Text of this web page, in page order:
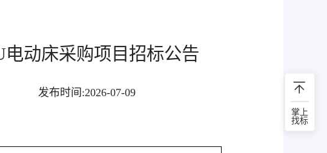
动床采购项目招标公告
发布时间:2026-07-09
掌上
找标